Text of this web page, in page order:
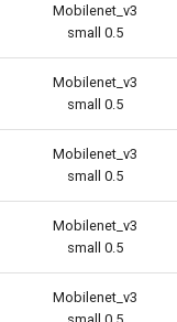
Mobilenet_v3
small 0.5
Mobilenet_v3
small 0.5
Mobilenet_v3
small 0.5
Mobilenet_v3
small 0.5
Mobilenet_v3